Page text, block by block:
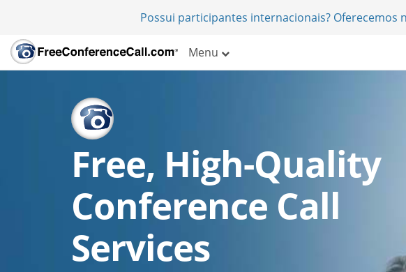
Possui participantes internacionais? Oferecemos
Menu
Free, High-Quality
Conference Call
Services